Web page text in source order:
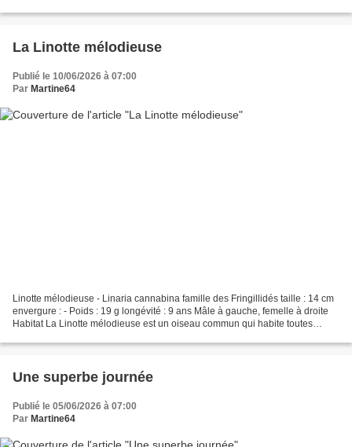
La Linotte mélodieuse
Publié le 10/06/2026 à 07:00
Par Martine64
Linotte mélodieuse - Linaria cannabina famille des Fringillidés taille : 14 cm
envergure : - Poids : 19 g longévité : 9 ans Mâle à gauche, femelle à droite
Habitat La Linotte mélodieuse est un oiseau commun qui habite toutes
Une superbe journée
Publié le 05/06/2026 à 07:00
Par Martine64